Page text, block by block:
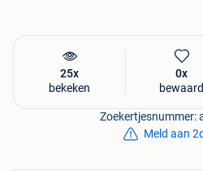
Prijzen zijn, indien niet anders
Afhalen en bekijken van de
25x
bekeken
0x
bewaard
Zoekertjesnummer:
Meld aan